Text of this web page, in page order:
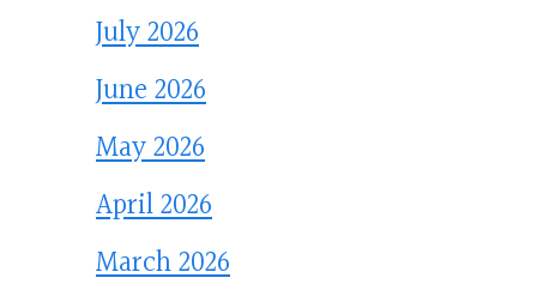
July 2026
June 2026
May 2026
April 2026
March 2026